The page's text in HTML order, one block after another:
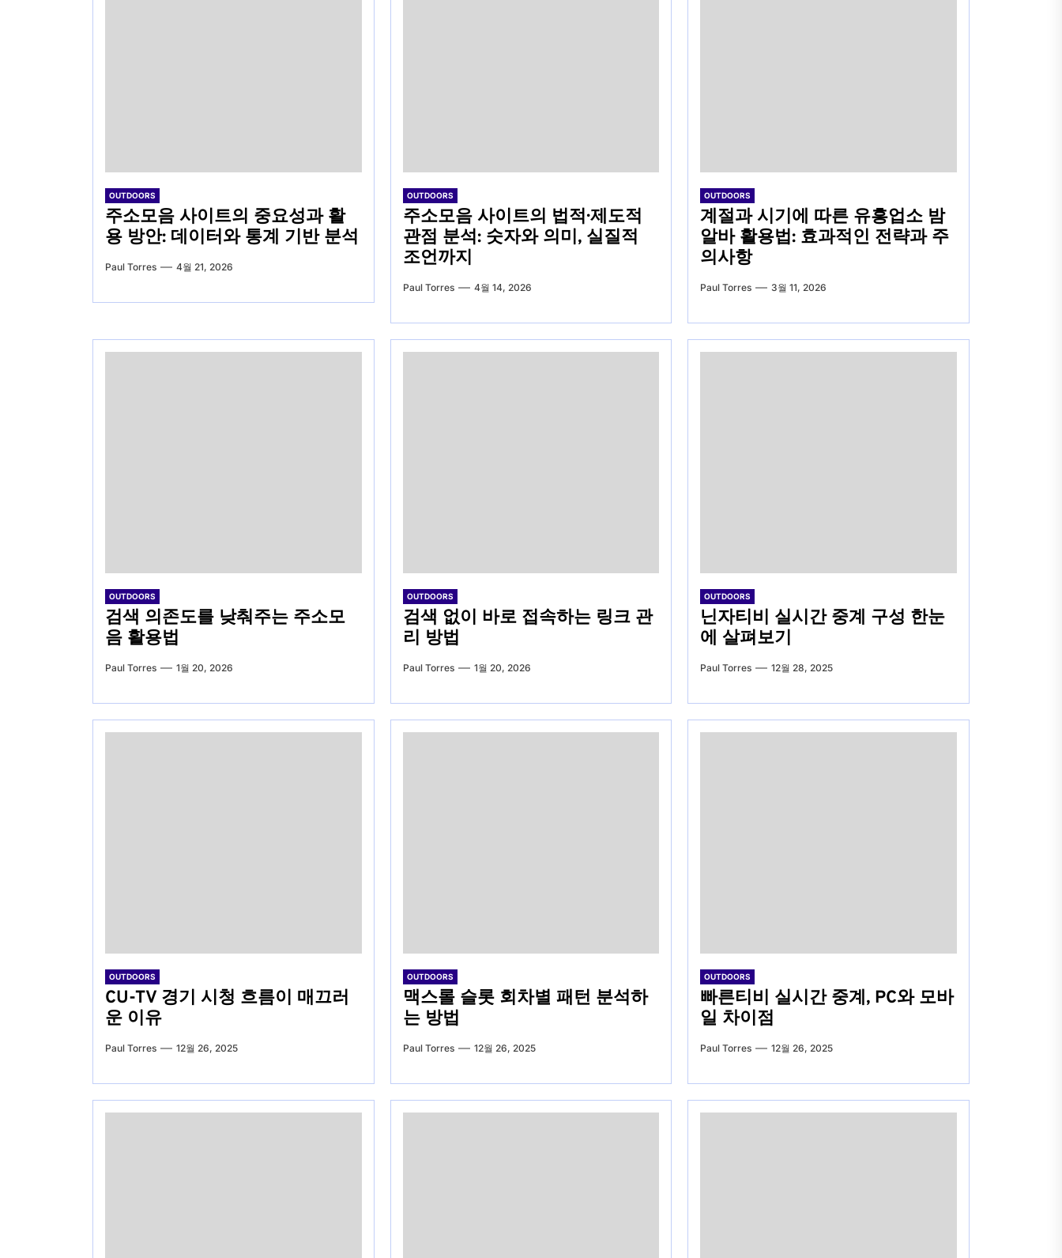
OUTDOORS
주소모음 사이트의 중요성과 활
용 방안: 데이터와 통계 기반 분석
Paul Torres 4월 21, 2026
OUTDOORS
주소모음 사이트의 법적·제도적
관점 분석: 숫자와 의미, 실질적
조언까지
Paul Torres 4월 14, 2026
OUTDOORS
계절과 시기에 따른 유흥업소 밤
알바 활용법: 효과적인 전략과 주
의사항
Paul Torres 3월 11, 2026
OUTDOORS
검색 의존도를 낮춰주는 주소모
음 활용법
Paul Torres 1월 20, 2026
OUTDOORS
검색 없이 바로 접속하는 링크 관
리 방법
Paul Torres 1월 20, 2026
OUTDOORS
닌자티비 실시간 중계 구성 한눈
에 살펴보기
Paul Torres 12월 28, 2025
OUTDOORS
CU-TV 경기 시청 흐름이 매끄러
운 이유
Paul Torres 12월 26, 2025
OUTDOORS
맥스롤 슬롯 회차별 패턴 분석하
는 방법
Paul Torres 12월 26, 2025
OUTDOORS
빠른티비 실시간 중계, PC와 모바
일 차이점
Paul Torres 12월 26, 2025